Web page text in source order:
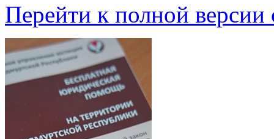
Перейти к полной версии